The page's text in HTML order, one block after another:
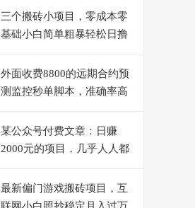
可以操作
三个搬砖小项目，零成本零
基础小白简单粗暴轻松日撸
外面收费8800的远期合约预
测监控秒单脚本，准确率高
某公众号付费文章：日赚
2000元的项目，几乎人人都
最新偏门游戏搬砖项目，互